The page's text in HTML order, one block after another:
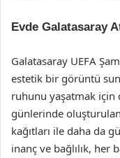
Evde Galatasaray
Galatasaray UEFA
estetik bir görüntü
ruhunu yaşatmak için
günlerinde
kağıtları ile daha da
inanç ve bağlılık, her